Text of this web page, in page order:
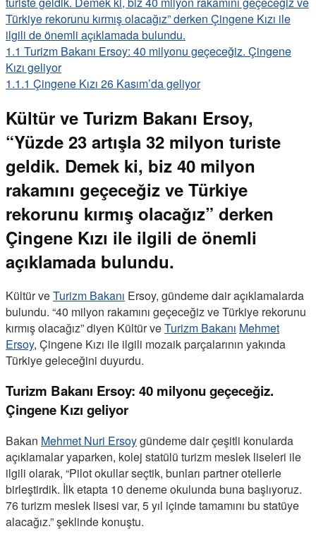
Türkiye rekorunu kırmış olacağız” derken Çingene Kızı ile
ilgili de önemli açıklamada bulundu.
1.1 Turizm Bakanı Ersoy: 40 milyonu geçeceğiz. Çingene
Kızı geliyor
1.1.1 Çingene Kızı 26 Kasım’da geliyor
Kültür ve Turizm Bakanı Ersoy,
“Yüzde 23 artışla 32 milyon turiste
geldik. Demek ki, biz 40 milyon
rakamını geçeceğiz ve Türkiye
rekorunu kırmış olacağız” derken
Çingene Kızı ile ilgili de önemli
açıklamada bulundu.
Kültür veTurizm Bakanı Ersoy, gündeme dair açıklamalarda
bulundu. “40 milyon rakamını geçeceğiz ve Türkiye rekorunu
kırmış olacağız” diyen Kültür veTurizm Bakanı Mehmet
Ersoy, Çingene Kızı ile ilgili mozaik parçalarının yakında
Türkiye geleceğini duyurdu.
Turizm Bakanı Ersoy: 40 milyonu geçeceğiz.
Çingene Kızı geliyor
Bakan Mehmet Nuri Ersoygündeme dair çeşitli konularda
açıklamalar yaparken, kolej statülü turizm meslek liseleri ile
ilgili olarak, “Pilot okullar seçtik, bunları partner otellerle
birleştirdik. İlk etapta 10 deneme okulunda buna başlıyoruz.
76 turizm meslek lisesi var, 5 yıl içinde tamamını bu statüye
alacağız.” şeklinde konuştu.